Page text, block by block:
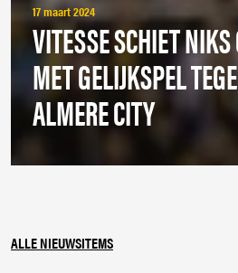
17 maart 2024
VITESSE SCHIET
MET GELIJKSPEL
ALMERE CITY
ALLE NIEUWSITEMS